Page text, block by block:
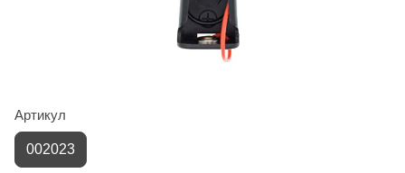
Артикул
002023